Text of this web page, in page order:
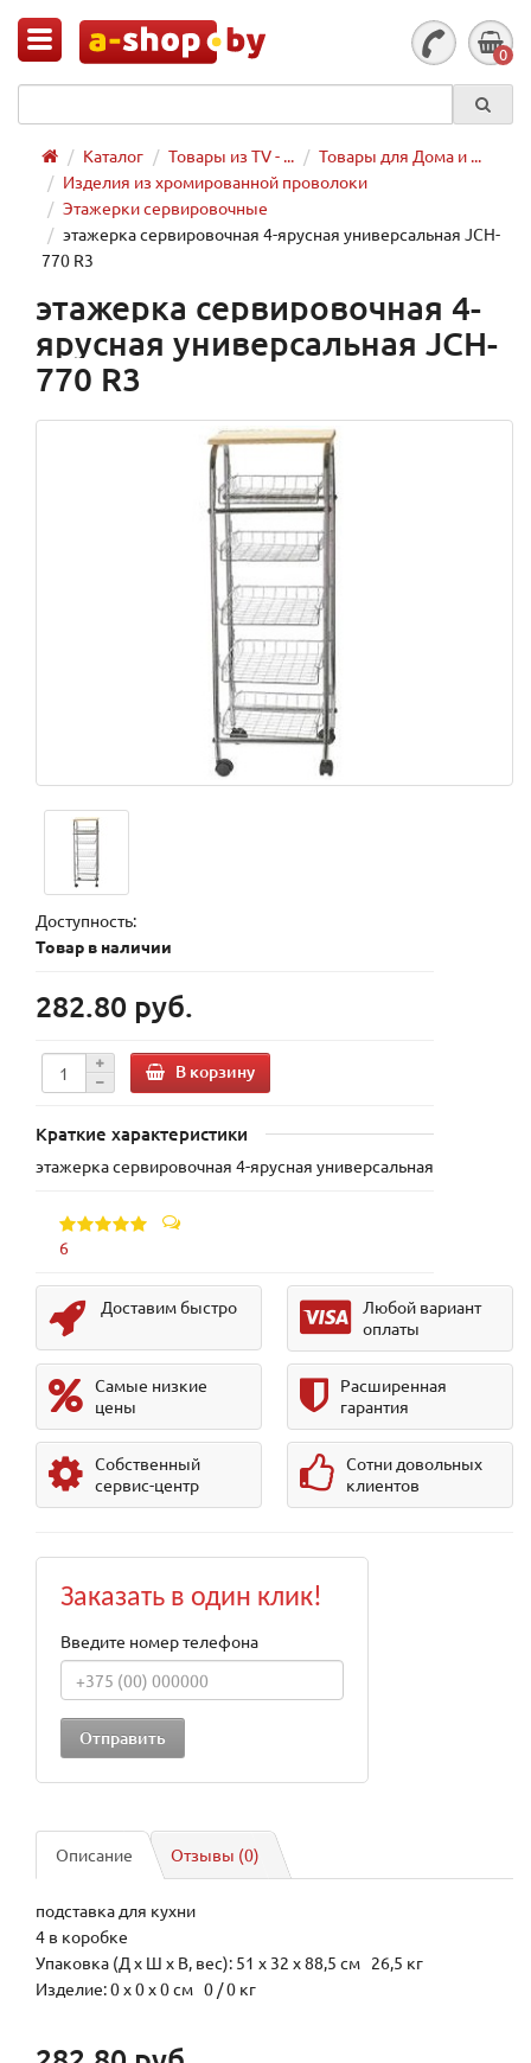
0
Каталог Товары из TV - ...
Товары для Дома и ...
Изделия из хромированной проволоки
Этажерки сервировочные
этажерка сервировочная 4-ярусная универсальная JCH-
770 R3
этажерка сервировочная 4-
ярусная универсальная JCH-
770 R3
Доступность:
Товар в наличии
282.80 руб.
В корзину
Краткие характеристики
этажерка сервировочная 4-ярусная универсальная
6
Доставим быстро
Любой вариант
оплаты
Самые низкие
цены
Расширенная
гарантия
Собственный
сервис-центр
Сотни довольных
клиентов
Заказать в один клик!
Введите номер телефона
Описание Отзывы (0)
подставка для кухни
4 в коробке
Упаковка (Д х Ш х В, вес): 51 x 32 x 88,5 см 26,5 кг
Изделие: 0 x 0 x 0 см 0 / 0 кг